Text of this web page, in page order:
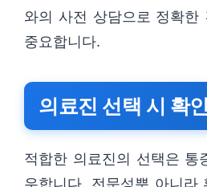
와의 사전 상담으로 정확한
중요합니다.
의료진 선택 시 확
적합한 의료진의 선택은 통
우합니다. 전문성뿐 아니라